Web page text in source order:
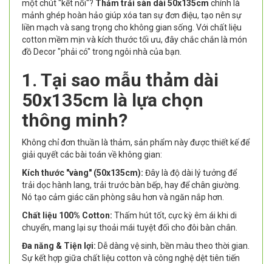
một chút "kết nối"? Thảm trải sàn dài 50x135cm chính là
mảnh ghép hoàn hảo giúp xóa tan sự đơn điệu, tạo nên sự
liền mạch và sang trọng cho không gian sống. Với chất liệu
cotton mềm mịn và kích thước tối ưu, đây chắc chắn là món
đồ Decor "phải có" trong ngôi nhà của bạn.
1. Tại sao mẫu thảm dài
50x135cm là lựa chọn
thông minh?
Không chỉ đơn thuần là thảm, sản phẩm này được thiết kế để
giải quyết các bài toán về không gian:
Kích thước "vàng" (50x135cm): Đây là độ dài lý tưởng để
trải dọc hành lang, trải trước bàn bếp, hay để chân giường.
Nó tạo cảm giác căn phòng sâu hơn và ngăn nắp hơn.
Chất liệu 100% Cotton: Thấm hút tốt, cực kỳ êm ái khi di
chuyển, mang lại sự thoải mái tuyệt đối cho đôi bàn chân.
Đa năng & Tiện lợi: Dễ dàng vệ sinh, bền màu theo thời gian.
Sự kết hợp giữa chất liệu cotton và công nghệ dệt tiên tiến